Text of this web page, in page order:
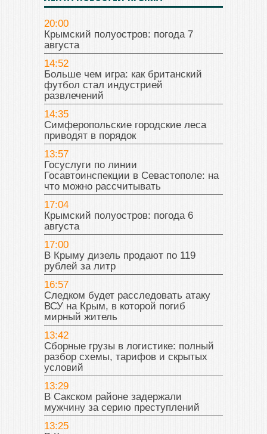
20:00
Крымский полуостров: погода 7
августа
14:52
Больше чем игра: как британский
футбол стал индустрией
развлечений
14:35
Симферопольские городские леса
приводят в порядок
13:57
Госуслуги по линии
Госавтоинспекции в Севастополе: на
что можно рассчитывать
17:04
Крымский полуостров: погода 6
августа
17:00
В Крыму дизель продают по 119
рублей за литр
16:57
Следком будет расследовать атаку
ВСУ на Крым, в которой погиб
мирный житель
13:42
Сборные грузы в логистике: полный
разбор схемы, тарифов и скрытых
условий
13:29
В Сакском районе задержали
мужчину за серию преступлений
13:25